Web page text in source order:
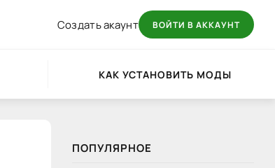
Создать акаунт ВОЙТИ В АККАУНТ
КАК УСТАНОВИТЬ МОДЫ
ПОПУЛЯРНОЕ